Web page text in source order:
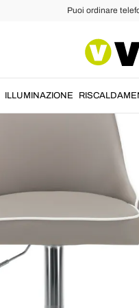
Puoi ordinare
ILLUMINAZIONE